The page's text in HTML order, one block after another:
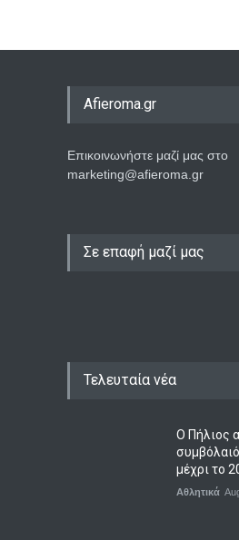
Afieroma.gr
Επικοινωνήστε μαζί μας στο
marketing@afieroma.gr
Σε επαφή μαζί μας
Τελευταία νέα
Ο Πήλιος
μέχρι το
Αθλητικά